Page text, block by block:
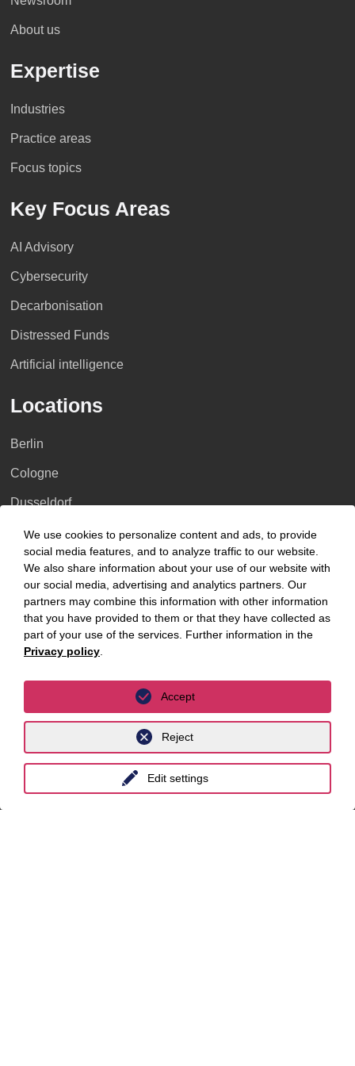
About us
Expertise
Industries
Practice areas
Focus topics
Key Focus Areas
AI Advisory
Cybersecurity
Decarbonisation
Distressed Funds
Artificial intelligence
Locations
Berlin
Cologne
Dusseldorf
Essen
Frankfurt a.M.
Hamburg
Hanover
Leipzig
Munich
Stuttgart
International
We use cookies to personalize content and ads, to provide
social media features, and to analyze traffic to our website.
We also share information about your use of our website with
our social media, advertising and analytics partners. Our
partners may combine this information with other information
that you have provided to them or that they have collected as
part of your use of the services. Further information in the
Privacy policy
Edit settings
Reject
Accept